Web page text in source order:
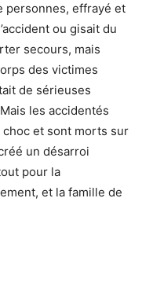
personnes, effrayé et
ou gisait du
secours, mais
des victimes
de sérieuses
les accidentés
choc et sont morts sur
un désarroi
pour la
et la famille de